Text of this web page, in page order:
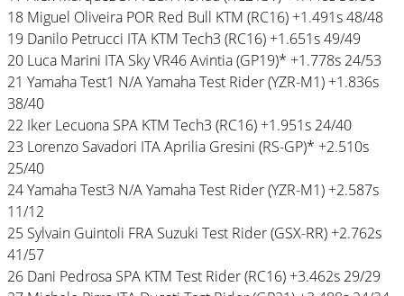
18 Miguel Oliveira POR Red Bull KTM (RC16) +1.491s 48/48
19 Danilo Petrucci ITA KTM Tech3 (RC16) +1.651s 49/49
20 Luca Marini ITA Sky VR46 Avintia (GP19)* +1.778s 24/53
21 Yamaha Test1 N/A Yamaha Test Rider (YZR-M1) +1.836s
38/40
22 Iker Lecuona SPA KTM Tech3 (RC16) +1.951s 24/40
23 Lorenzo Savadori ITA Aprilia Gresini (RS-GP)* +2.510s
25/40
24 Yamaha Test3 N/A Yamaha Test Rider (YZR-M1) +2.587s
11/12
25 Sylvain Guintoli FRA Suzuki Test Rider (GSX-RR) +2.762s
41/57
26 Dani Pedrosa SPA KTM Test Rider (RC16) +3.462s 29/29